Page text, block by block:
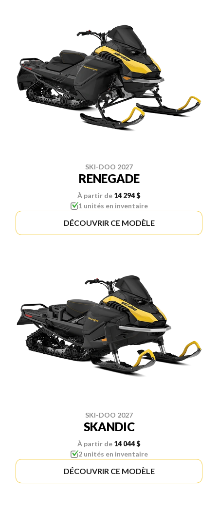
SKI-DOO 2027
RENEGADE
À partir de 14 294 $
1 unités en inventaire
DÉCOUVRIR CE MODÈLE
SKI-DOO 2027
SKANDIC
À partir de 14 044 $
2 unités en inventaire
DÉCOUVRIR CE MODÈLE